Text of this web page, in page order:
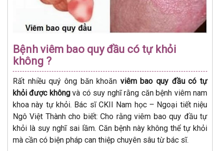
Bệnh viêm bao quy đầu có tự khỏi
không ?
Rất nhiều quý ông băn khoăn viêm bao quy đầu có tự
khỏi được khôngvà có suy nghĩ rằng căn bệnh viêm nam
khoa này tự khỏi. Bác sĩ CKII Nam học – Ngoại tiết niệu
Ngô Việt Thành cho biết: Cho rằng viêm bao quy đầu tự
khỏi là suy nghĩ sai lầm. Căn bệnh này không thể tự khỏi
mà cần có biện pháp can thiệp chuyên sâu từ bác sĩ.